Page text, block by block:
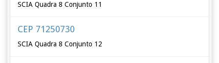
SCIA Quadra 8 Conjunto 11
CEP 71250730
SCIA Quadra 8 Conjunto 12